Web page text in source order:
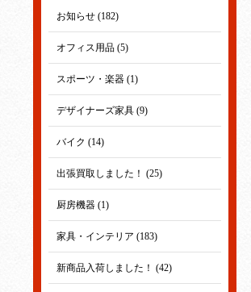
お知らせ (182)
オフィス用品 (5)
スポーツ・楽器 (1)
デザイナーズ家具 (9)
バイク (14)
出張買取しました！ (25)
厨房機器 (1)
家具・インテリア (183)
新商品入荷しました！ (42)